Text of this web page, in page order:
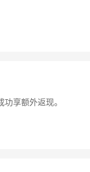
享额外返现。
专享】Bobbi Brown 美
6折